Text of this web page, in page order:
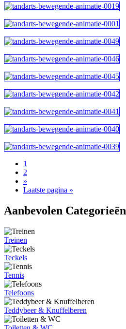
1
2
»
Laatste pagina »
Aanbevolen Categorieën
Treinen
Teckels
Tennis
Telefoons
Teddybeer & Knuffelberen